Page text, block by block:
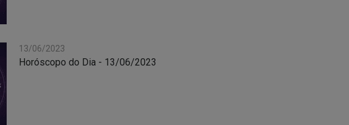
13/06/2023
Horóscopo do Dia - 13/06/2023